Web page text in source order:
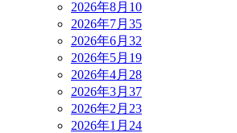
2026年8月 10
2026年7月 35
2026年6月 32
2026年5月 19
2026年4月 28
2026年3月 37
2026年2月 23
2026年1月 24